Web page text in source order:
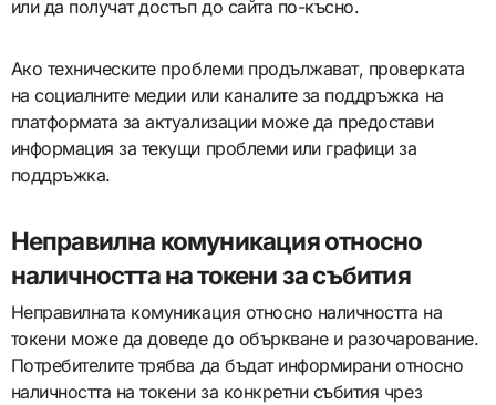
или да получат достъп до сайта по-късно.
Ако техническите проблеми продължават, проверката
на социалните медии или каналите за поддръжка на
платформата за актуализации може да предостави
информация за текущи проблеми или графици за
поддръжка.
Неправилна комуникация относно
наличността на токени за събития
Неправилната комуникация относно наличността на
токени може да доведе до объркване и разочарование.
Потребителите трябва да бъдат информирани относно
наличността на токени за конкретни събития чрез